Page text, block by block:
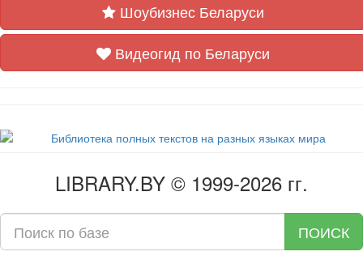
Шоубизнес Беларуси
Видеогид по Беларуси
LIBRARY.BY © 1999-2026 гг.
ПОИСК